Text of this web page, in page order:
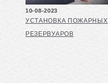
10-08-2023
УСТАНОВКА ПОЖАРНЫХ
РЕЗЕРВУАРОВ